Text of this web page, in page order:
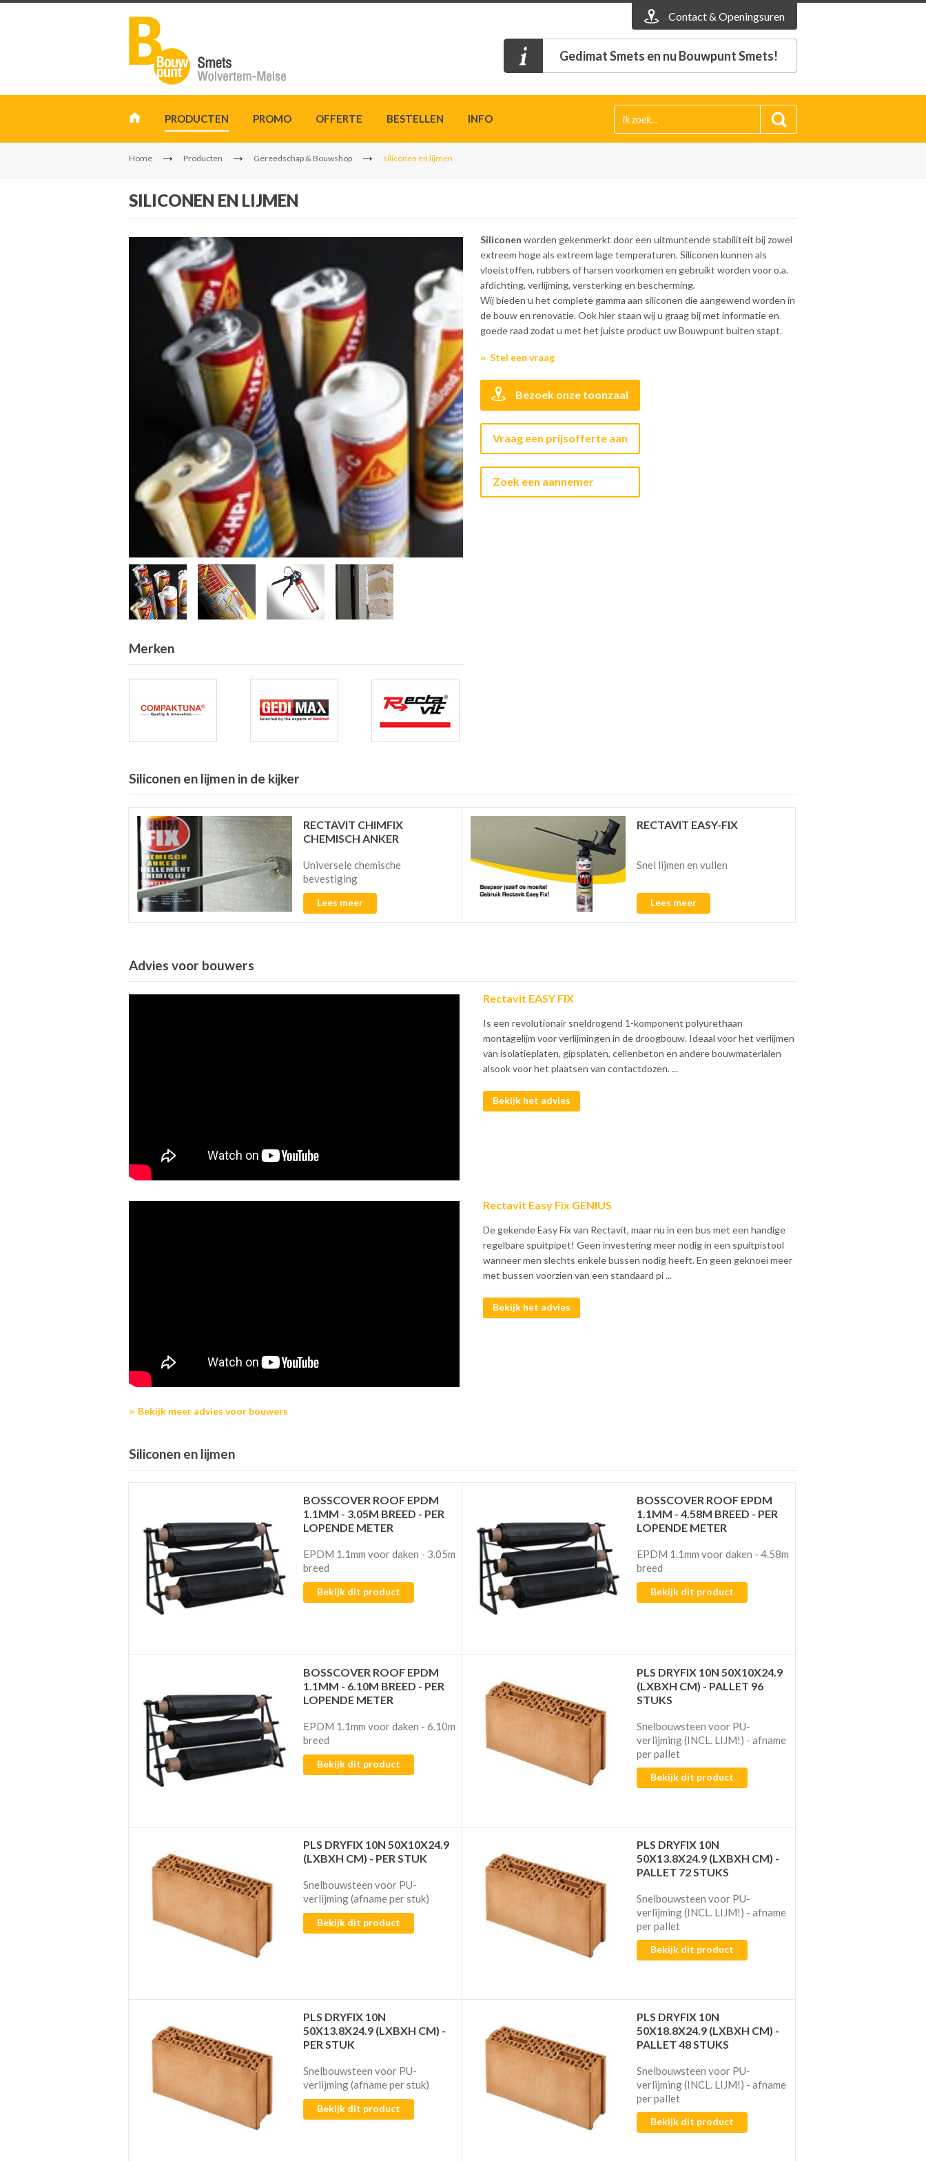
Contact & Openingsuren
Gedimat Smets en nu Bouwpunt Smets!
PRODUCTEN PROMO OFFERTE BESTELLEN INFO
Home Producten Gereedschap & Bouwshop siliconen en lijmen
SILICONEN EN LIJMEN
Siliconenworden gekenmerkt door een uitmuntende stabiliteit bij zowel
extreem hoge als extreem lage temperaturen. Siliconen kunnen als
vloeistoffen, rubbers of harsen voorkomen en gebruikt worden voor o.a.
afdichting, verlijming, versterking en bescherming.
Wij bieden u het complete gamma aan siliconen die aangewend worden in
de bouw en renovatie. Ook hier staan wij u graag bij met informatie en
goede raad zodat u met het juiste product uw Bouwpunt buiten stapt.
Stel een vraag
Bezoek onze toonzaal
Vraag een prijsofferte aan
Zoek een aannemer
Merken
Siliconen en lijmen in de kijker
RECTAVIT CHIMFIX
CHEMISCH ANKER
Universele chemische
bevestiging
Lees meer
RECTAVIT EASY-FIX
Snel lijmen en vullen
Lees meer
Advies voor bouwers
Rectavit EASY FIX
Is een revolutionair sneldrogend 1-komponent polyurethaan
montagelijm voor verlijmingen in de droogbouw. Ideaal voor het verlijmen
van isolatieplaten, gipsplaten, cellenbeton en andere bouwmaterialen
alsook voor het plaatsen van contactdozen. ...
Bekijk het advies
Rectavit Easy Fix GENIUS
De gekende Easy Fix van Rectavit, maar nu in een bus met een handige
regelbare spuitpipet! Geen investering meer nodig in een spuitpistool
wanneer men slechts enkele bussen nodig heeft. En geen geknoei meer
met bussen voorzien van een standaard pi ...
Bekijk het advies
Bekijk meer advies voor bouwers
Siliconen en lijmen
BOSSCOVER ROOF EPDM
1.1MM - 3.05M BREED - PER
LOPENDE METER
EPDM 1.1mm voor daken - 3.05m
breed
Bekijk dit product
BOSSCOVER ROOF EPDM
1.1MM - 4.58M BREED - PER
LOPENDE METER
EPDM 1.1mm voor daken - 4.58m
breed
Bekijk dit product
BOSSCOVER ROOF EPDM
1.1MM - 6.10M BREED - PER
LOPENDE METER
EPDM 1.1mm voor daken - 6.10m
breed
Bekijk dit product
PLS DRYFIX 10N 50X10X24.9
(LXBXH CM) - PALLET 96
STUKS
Snelbouwsteen voor PU-
verlijming (INCL. LIJM!) - afname
per pallet​​​​​​
Bekijk dit product
PLS DRYFIX 10N 50X10X24.9
(LXBXH CM) - PER STUK
Snelbouwsteen voor PU-
verlijming​​​​​​ (afname per stuk)
Bekijk dit product
PLS DRYFIX 10N
50X13.8X24.9 (LXBXH CM) -
PALLET 72 STUKS
Snelbouwsteen voor PU-
verlijming (INCL. LIJM!)​​​​​​ - afname
per pallet
Bekijk dit product
PLS DRYFIX 10N
50X13.8X24.9 (LXBXH CM) -
PER STUK
Snelbouwsteen voor PU-
verlijming​​​​​​ (afname per stuk)
Bekijk dit product
PLS DRYFIX 10N
50X18.8X24.9 (LXBXH CM) -
PALLET 48 STUKS
Snelbouwsteen voor PU-
verlijming (INCL. LIJM!)​​​​​​ - afname
per pallet
Bekijk dit product